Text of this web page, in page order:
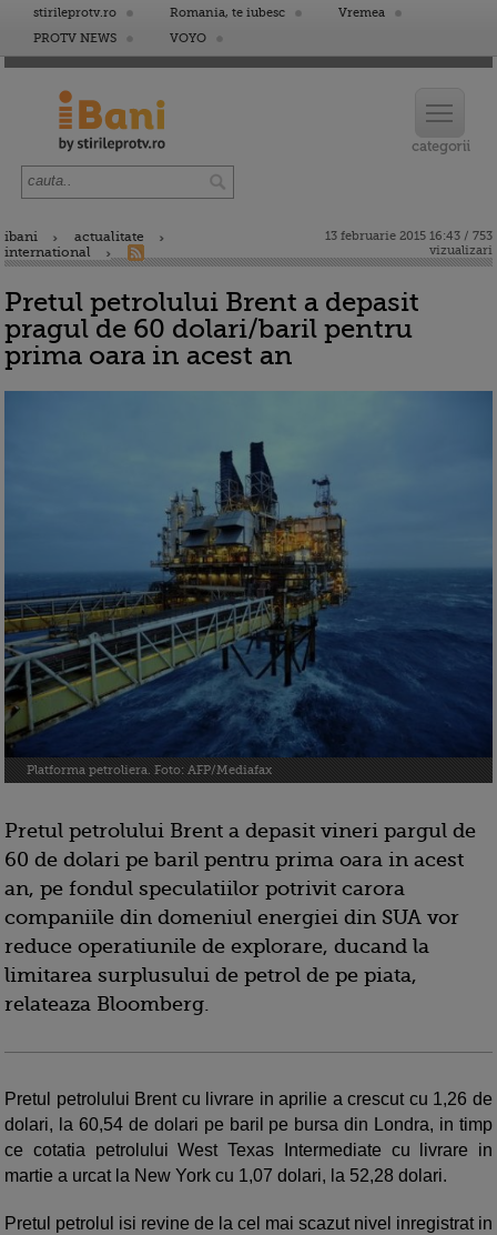
stirileprotv.ro Romania, te iubesc
Vremea
PROTV NEWS
VOYO
ibani
actualitate
international
13 februarie 2015 16:43 / 753
vizualizari
Pretul petrolului Brent a depasit
pragul de 60 dolari/baril pentru
prima oara in acest an
Platforma petroliera. Foto: AFP/Mediafax
Pretul petrolului Brent a depasit vineri pargul de
60 de dolari pe baril pentru prima oara in acest
an, pe fondul speculatiilor potrivit carora
companiile din domeniul energiei din SUA vor
reduce operatiunile de explorare, ducand la
limitarea surplusului de petrol de pe piata,
relateaza Bloomberg.
Pretul petrolului Brent cu livrare in aprilie a crescut cu 1,26 de
dolari, la 60,54 de dolari pe baril pe bursa din Londra, in timp
ce cotatia petrolului West Texas Intermediate cu livrare in
martie a urcat la New York cu 1,07 dolari, la 52,28 dolari.
Pretul petrolul isi revine de la cel mai scazut nivel inregistrat in